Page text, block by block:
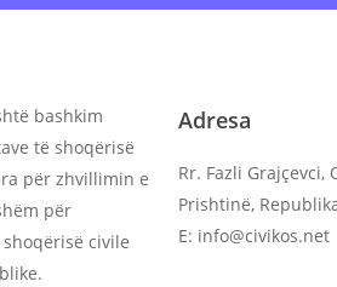
bashkim
të shoqërisë
për zhvillimin e
për
civile
Adresa
Rr. Fazli Grajçevci,
Prishtinë,
E: info@civikos.net